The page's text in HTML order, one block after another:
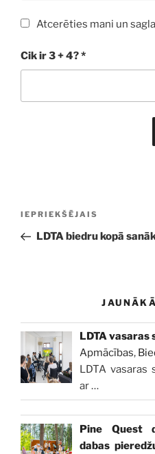
Atcerēties mani un
Cik ir 3 + 4?*
Iepriekšējā
ziņa:
IEPRIEKŠĒJAIS
LDTA biedru kopā
LDTA
Apmācības,
LDTA vasaras
ar…
Pine Quest
dabas